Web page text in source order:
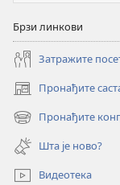
Брзи линкови
Затражите
Пронађите
(отвара
нови
прозор)
Пронађите
(отвара
нови
прозор)
Шта је ново?
Видеотека